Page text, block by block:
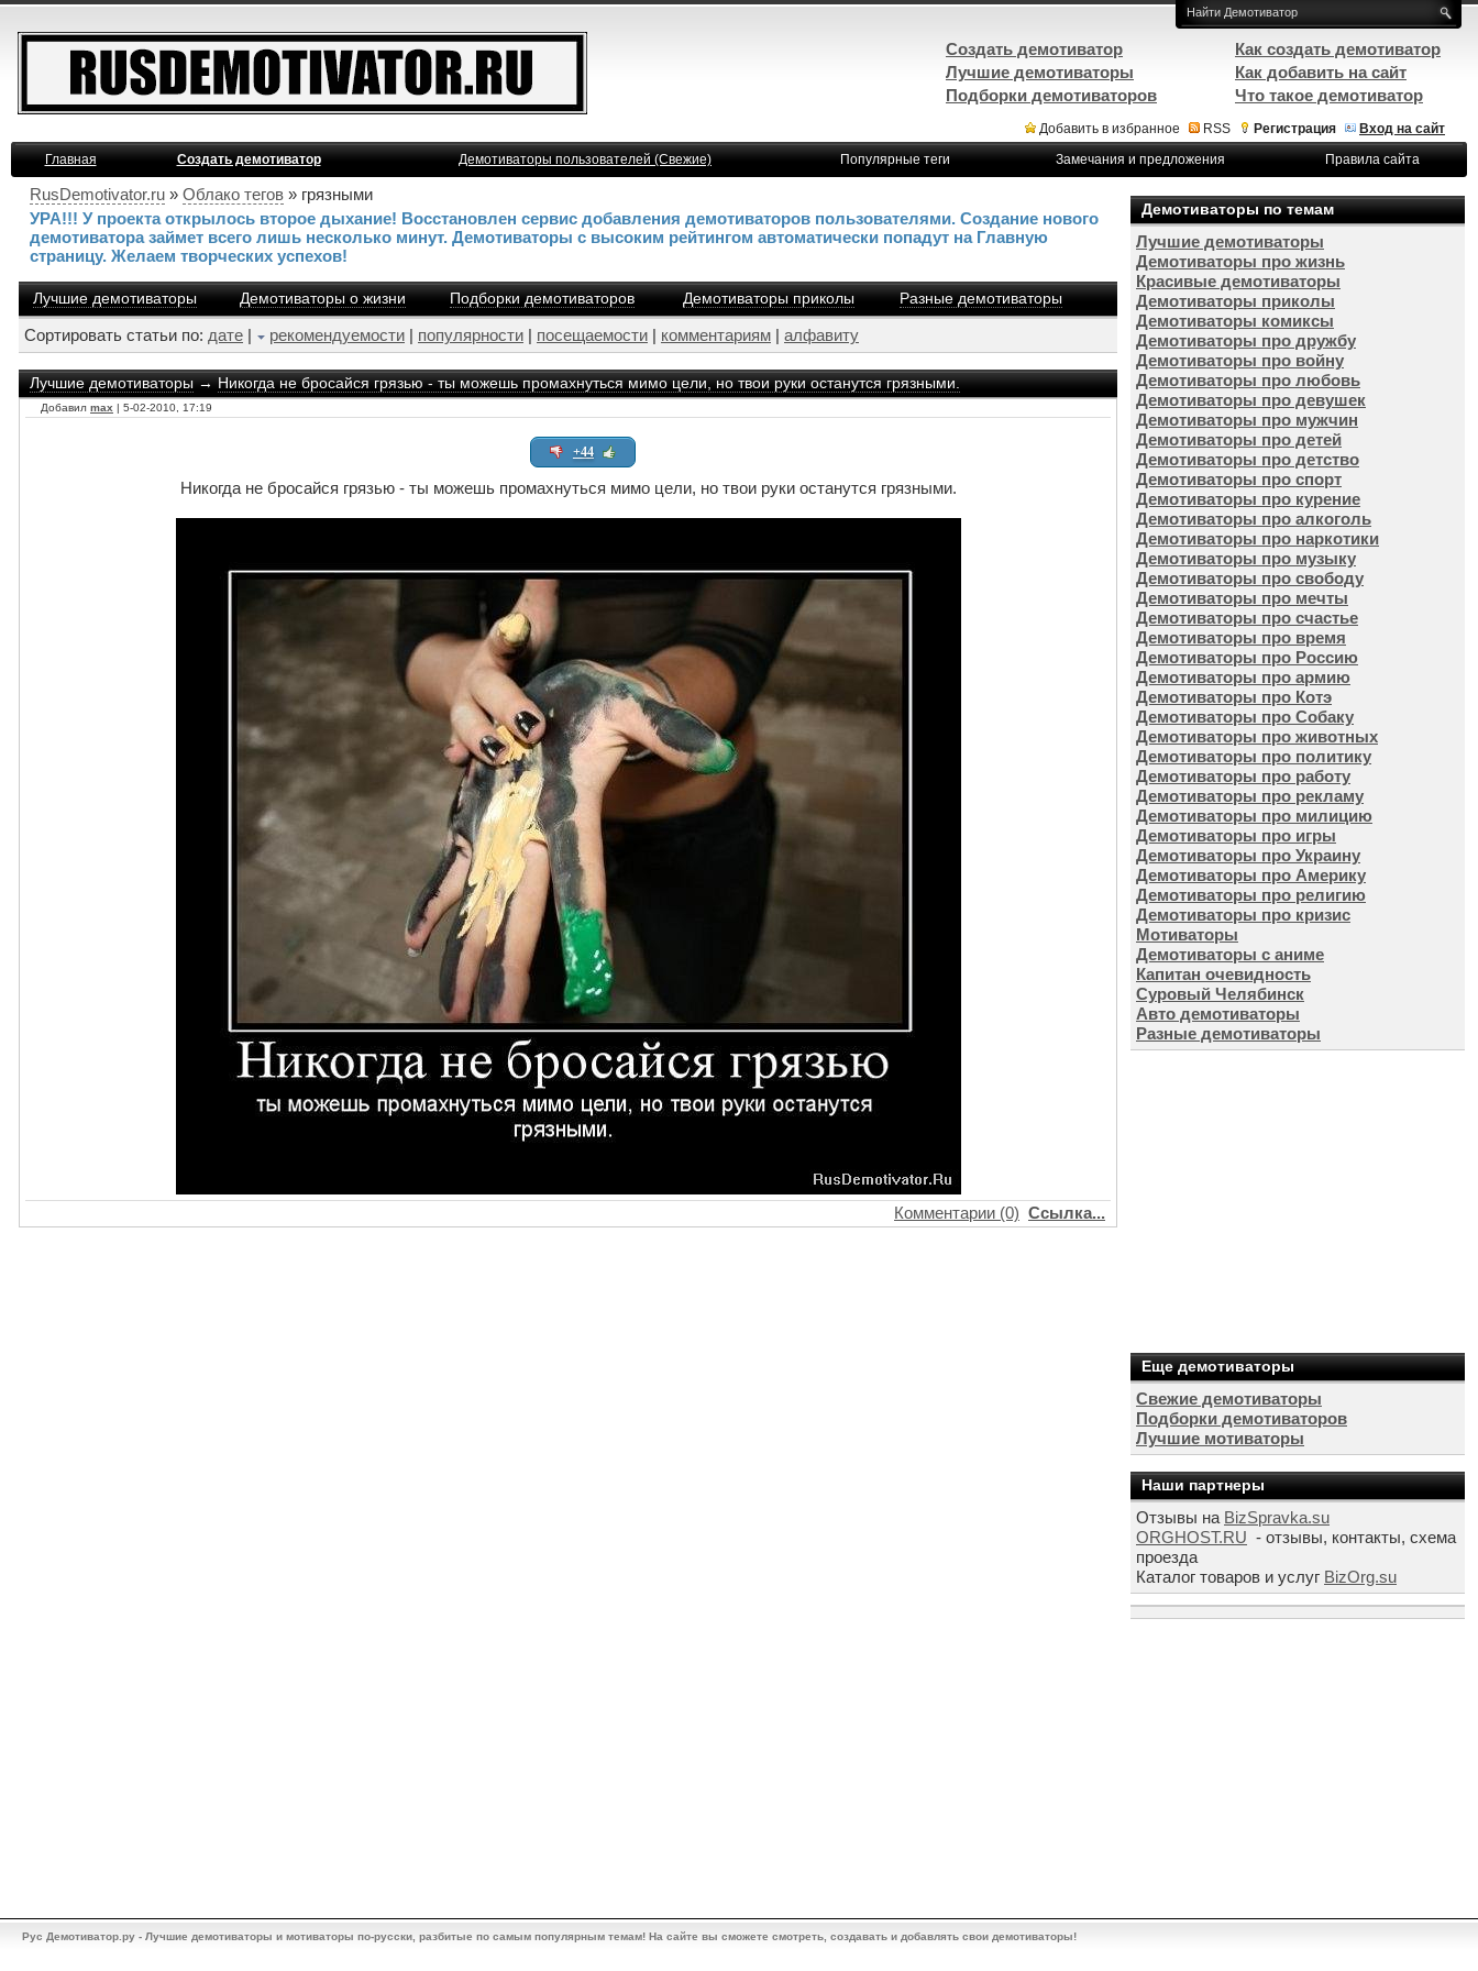
Добавить в избранное RSS Регистрация
Вход на сайт
Главная
Создать демотиватор Демотиваторы пользователей (Свежие) Популярные теги Замечания и предложения Правила сайта
RusDemotivator.ru » Облако тегов » грязными
УРА!!! У проекта открылось второе дыхание! Восстановлен сервис добавления демотиваторов пользователями. Создание нового
демотиватора займет всего лишь несколько минут. Демотиваторы с высоким рейтингом автоматически попадут на Главную
страницу. Желаем творческих успехов!
Лучшие демотиваторы Демотиваторы о жизни Подборки демотиваторов Демотиваторы приколы Разные демотиваторы
Сортировать статьи по: дате | рекомендуемости | популярности | посещаемости | комментариям | алфавиту
Лучшие демотиваторы→Никогда не бросайся грязью - ты можешь промахнуться мимо цели, но твои руки останутся грязными.
Добавил max | 5-02-2010, 17:19
+44
Никогда не бросайся грязью - ты можешь промахнуться мимо цели, но твои руки останутся грязными.
Комментарии (0) Ссылка...
Демотиваторы по темам
Лучшие демотиваторы
Демотиваторы про жизнь
Красивые демотиваторы
Демотиваторы приколы
Демотиваторы комиксы
Демотиваторы про дружбу
Демотиваторы про войну
Демотиваторы про любовь
Демотиваторы про девушек
Демотиваторы про мужчин
Демотиваторы про детей
Демотиваторы про детство
Демотиваторы про спорт
Демотиваторы про курение
Демотиваторы про алкоголь
Демотиваторы про наркотики
Демотиваторы про музыку
Демотиваторы про свободу
Демотиваторы про мечты
Демотиваторы про счастье
Демотиваторы про время
Демотиваторы про Россию
Демотиваторы про армию
Демотиваторы про Котэ
Демотиваторы про Собаку
Демотиваторы про животных
Демотиваторы про политику
Демотиваторы про работу
Демотиваторы про рекламу
Демотиваторы про милицию
Демотиваторы про игры
Демотиваторы про Украину
Демотиваторы про Америку
Демотиваторы про религию
Демотиваторы про кризис
Мотиваторы
Демотиваторы с аниме
Капитан очевидность
Суровый Челябинск
Авто демотиваторы
Разные демотиваторы
Еще демотиваторы
Свежие демотиваторы
Подборки демотиваторов
Лучшие мотиваторы
Наши партнеры
Отзывы на BizSpravka.su
ORGHOST.RU - отзывы, контакты, схема
проезда
Каталог товаров и услуг BizOrg.su
Создать демотиватор
Лучшие демотиваторы
Подборки демотиваторов
Как создать демотиватор
Как добавить на сайт
Что такое демотиватор
Рус Демотиватор.ру - Лучшие демотиваторы и мотиваторы по-русски, разбитые по самым популярным темам! На сайте вы сможете смотреть, создавать и добавлять свои демотиваторы!